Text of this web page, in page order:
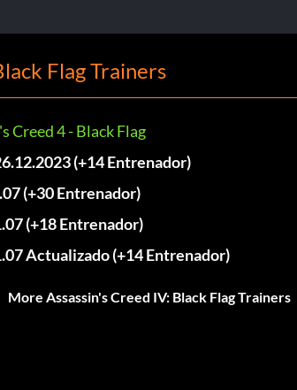
Flag Trainers
Creed 4 - Black Flag
(+14 Entrenador)
(+30 Entrenador)
(+18 Entrenador)
Actualizado (+14 Entrenador)
More Assassin's Creed IV: Black Flag Trainers